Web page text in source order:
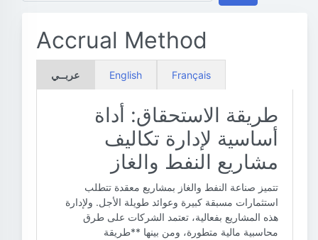
Accrual Method
عربــي English Français
طريقة الاستحقاق: أداة
أساسية لإدارة تكاليف
مشاريع النفط والغاز
تتميز صناعة النفط والغاز بمشاريع معقدة تتطلب
استثمارات مسبقة كبيرة وعوائد طويلة الأجل. ولإدارة
هذه المشاريع بفعالية، تعتمد الشركات على طرق
محاسبية مالية متطورة، ومن بينها **طريقة